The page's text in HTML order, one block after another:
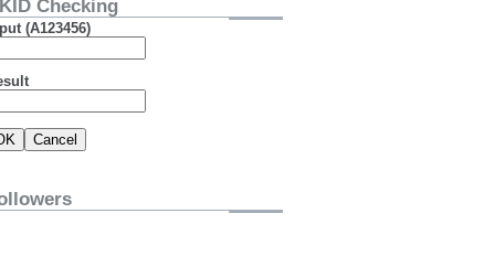
Checking
(A123456)